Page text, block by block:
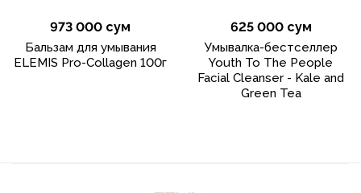
973 000 сум
Бальзам для умывания
ELEMIS Pro-Collagen 100г
625 000 сум
Умывалка-бестселлер
Youth To The People
Facial Cleanser - Kale and
Green Tea